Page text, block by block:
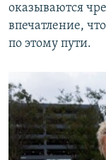
оказываются
впечатление,
по этому пути.